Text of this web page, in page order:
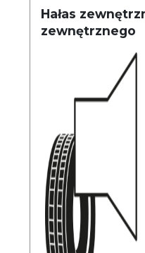
Hałas
zewnętrznego